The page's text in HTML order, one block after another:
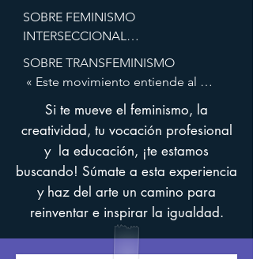
SOBRE FEMINISMO
INTERSECCIONAL
« un prisma para ver cómo diversas
formas de desigualdad a menudo
mutuamente » «No todas las
desigualdades son iguales», afirma
Kimberlé Crenshaw, profesora de
derecho estadounidense que acuñó
el término en 1989.
SOBRE TRANSFEMINISMO
« Este movimiento entiende al
concepto de género como una
construcción social que se usa como
un mecanismo de opresión y
exclusión. Las transfeministas
identifican la opresión patriarcal no
en los géneros en sí, sino en el
sistema binario rígido
'hombre/mujer' y en el hecho de
asociar los géneros al sexo. Por
Si te mueve el feminismo, la
creatividad, tu vocación profesional
y la educación, ¡te estamos
buscando! Súmate a esta experiencia
y haz del arte un camino para
reinventar e inspirar la igualdad.